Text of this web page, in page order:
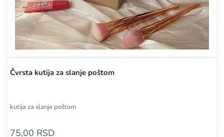
Čvrsta kutija za slanje poštom
kutija za slanje poštom
75,00 RSD